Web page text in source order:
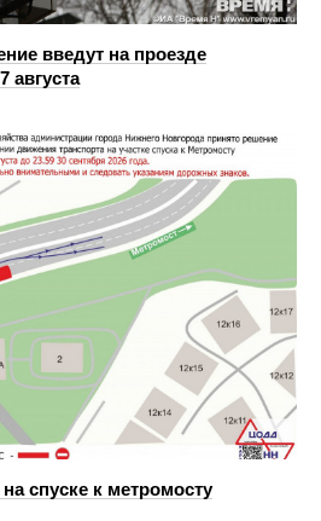
введут на проезде
августа
спуске к метромосту